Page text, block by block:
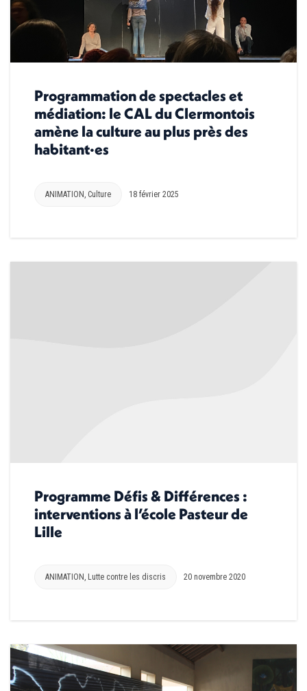
Programmation de spectacles et
médiation: le CAL du Clermontois
amène la culture au plus près des
habitant·es
ANIMATION , Culture 18 février 2025
Programme Défis & Différences :
interventions à l’école Pasteur de
Lille
ANIMATION, Lutte contre les discris 20 novembre 2020